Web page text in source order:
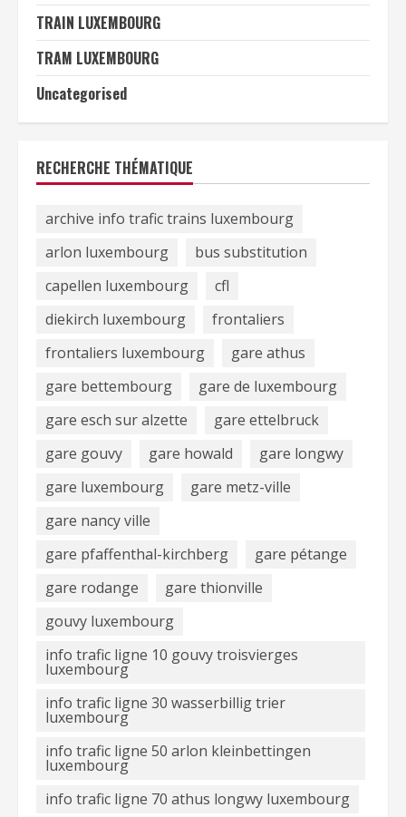
TRAIN LUXEMBOURG
TRAM LUXEMBOURG
Uncategorised
RECHERCHE THÉMATIQUE
archive info trafic trains luxembourg
arlon luxembourg
bus substitution
capellen luxembourg
cfl
diekirch luxembourg
frontaliers
frontaliers luxembourg
gare athus
gare bettembourg
gare de luxembourg
gare esch sur alzette
gare ettelbruck
gare gouvy
gare howald
gare longwy
gare luxembourg
gare metz-ville
gare nancy ville
gare pfaffenthal-kirchberg
gare pétange
gare rodange
gare thionville
gouvy luxembourg
info trafic ligne 10 gouvy troisvierges
luxembourg
info trafic ligne 30 wasserbillig trier
luxembourg
info trafic ligne 50 arlon kleinbettingen
luxembourg
info trafic ligne 70 athus longwy luxembourg